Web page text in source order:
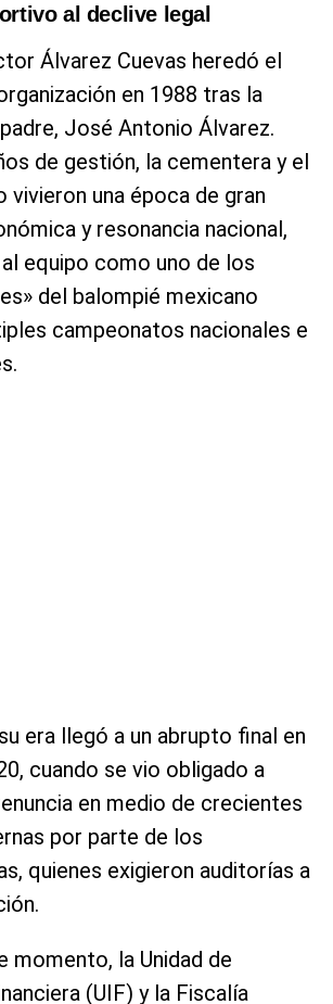
al declive legal
Álvarez Cuevas heredó el
en 1988 tras la
José Antonio Álvarez.
de gestión, la cementera y el
vivieron una época de gran
y resonancia nacional,
equipo como uno de los
del balompié mexicano
campeonatos nacionales e
era llegó a un abrupto final en
cuando se vio obligado a
en medio de crecientes
por parte de los
quienes exigieron auditorías a
momento, la Unidad de
(UIF) y la Fiscalía